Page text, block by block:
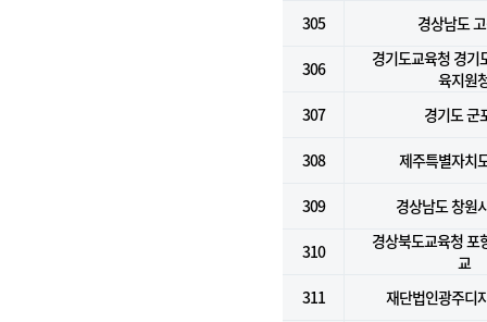
305
경상남도
306
경기도교육청 경기
육지원
307
경기도 군
308 제주특별자치
309 경상남도 창원
310
경상북도교육청 포
교
311
재단법인광주디